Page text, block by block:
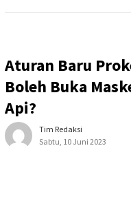
Aturan Baru
Boleh Buka
Api?
Tim Redaksi
Sabtu, 10 Juni 2023